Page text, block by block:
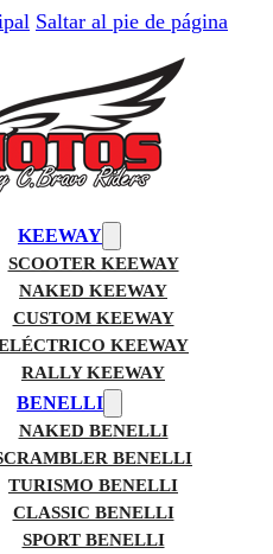
Saltar al pie de página
KEEWAY
SCOOTER KEEWAY
NAKED KEEWAY
CUSTOM KEEWAY
KEEWAY
RALLY KEEWAY
BENELLI
NAKED BENELLI
BENELLI
TURISMO BENELLI
CLASSIC BENELLI
SPORT BENELLI